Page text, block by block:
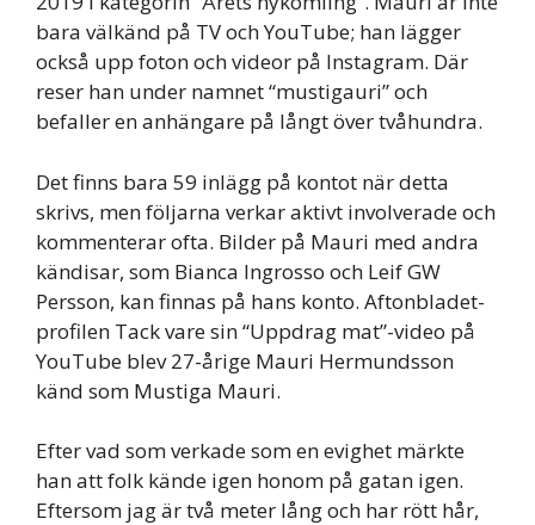
bara välkänd på TV och YouTube; han lägger
också upp foton och videor på Instagram. Där
reser han under namnet “mustigauri” och
befaller en anhängare på långt över tvåhundra.
Det finns bara 59 inlägg på kontot när detta
skrivs, men följarna verkar aktivt involverade och
kommenterar ofta. Bilder på Mauri med andra
kändisar, som Bianca Ingrosso och Leif GW
Persson, kan finnas på hans konto. Aftonbladet-
profilen Tack vare sin “Uppdrag mat”-video på
YouTube blev 27-årige Mauri Hermundsson
känd som Mustiga Mauri.
Efter vad som verkade som en evighet märkte
han att folk kände igen honom på gatan igen.
Eftersom jag är två meter lång och har rött hår,